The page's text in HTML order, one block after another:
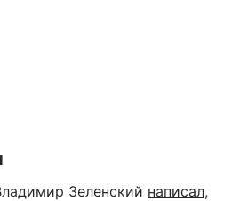
Зеленский написал,